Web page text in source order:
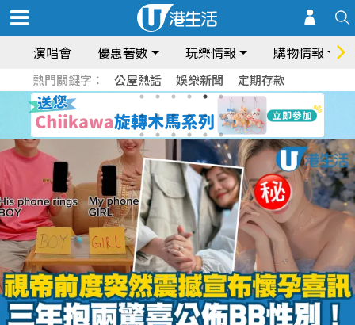
演唱會 優惠著數 玩樂情報 購物情報
熱門關鍵字： 公屋熱話 娛樂新聞 定期存款